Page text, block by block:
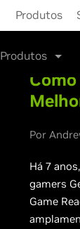
Produtos
Produtos
Por
Há 7
gamers
Game